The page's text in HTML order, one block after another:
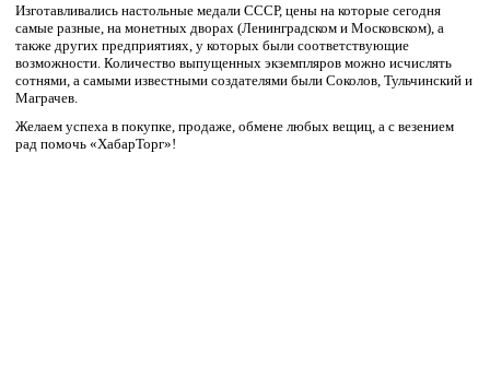
Изготавливались настольные медали СССР, цены на которые сегодня
самые разные, на монетных дворах (Ленинградском и Московском), а
также других предприятиях, у которых были соответствующие
возможности. Количество выпущенных экземпляров можно исчислять
сотнями, а самыми известными создателями были Соколов, Тульчинский и
Маграчев.
Желаем успеха в покупке, продаже, обмене любых вещиц, а с везением
рад помочь «ХабарТорг»!